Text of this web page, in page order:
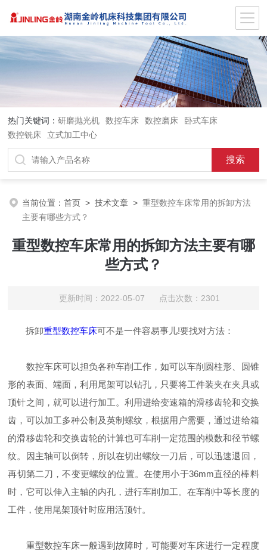
热门关键词：研磨抛光机 数控车床 数控磨床
卧式车床
数控铣床
立式加工中心
当前位置：首页 >技术文章 >重型数控车床常用的拆卸方法
主要有哪些方式？
重型数控车床常用的拆卸方法主要有哪
些方式？
更新时间：2022-05-07 点击次数：2301
拆卸重型数控车床可不是一件容易事儿!要找对方法：
数控车床可以担负各种车削工作，如可以车削圆柱形、圆锥
形的表面、端面，利用尾架可以钻孔，只要将工件装夹在夹具或
顶针之间，就可以进行加工。利用进给变速箱的滑移齿轮和交换
齿，可以加工多种公制及英制螺纹，根据用户需要，通过进给箱
的滑移齿轮和交换齿轮的计算也可车削一定范围的模数和径节螺
纹。因主轴可以倒转，所以在切出螺纹一刀后，可以迅速退回，
再切第二刀，不变更螺纹的位置。在使用小于36mm直径的棒料
时，它可以伸入主轴的内孔，进行车削加工。在车削中等长度的
工件，使用尾架顶针时应用活顶针。
重型数控车床一般遇到故障时，可能要对车床进行一定程度